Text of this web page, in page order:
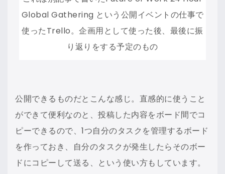
Global Gathering という公開イベントの仕事で
使ったTrello。企画用として使った後、最後に振
り返りをする予定のもの
公開できるものだとこんな感じ。直感的に使うこと
ができて便利なのと、投稿した内容をボード間でコ
ピーできるので、1つ自分のタスクを管理するボード
を作っておき、自分のタスクが発生したらそのボー
ドにコピーして送る、という使い方もしています。